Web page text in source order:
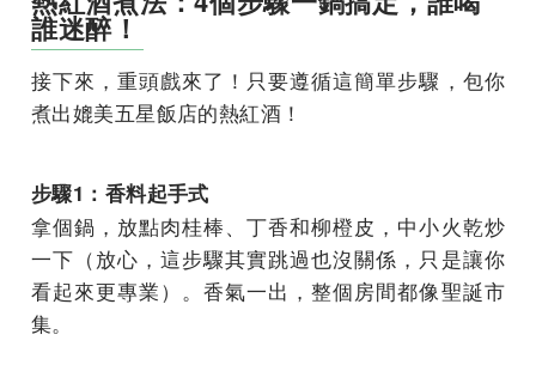
誰迷醉！
接下來，重頭戲來了！只要遵循這簡單步驟，包你
煮出媲美五星飯店的熱紅酒！
步驟1：香料起手式
拿個鍋，放點肉桂棒、丁香和柳橙皮，中小火乾炒
一下（放心，這步驟其實跳過也沒關係，只是讓你
看起來更專業）。香氣一出，整個房間都像聖誕市
集。